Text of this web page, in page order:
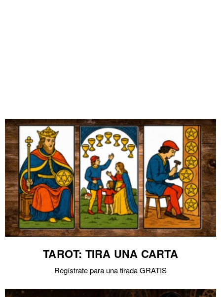
TAROT: TIRA UNA CARTA
Regístrate para una tirada GRATIS